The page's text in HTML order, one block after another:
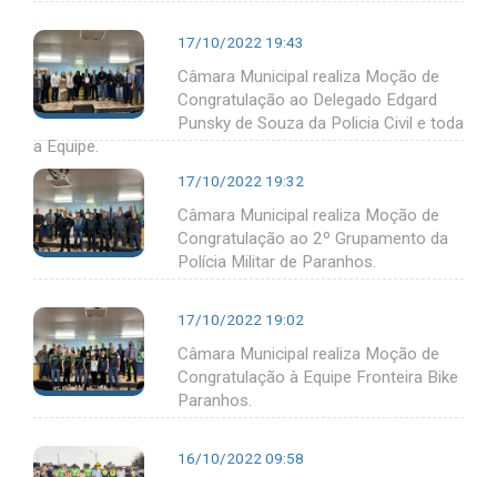
17/10/2022 19:43
Câmara Municipal realiza Moção de
Congratulação ao Delegado Edgard
Punsky de Souza da Policia Civil e toda
a Equipe.
17/10/2022 19:32
Câmara Municipal realiza Moção de
Congratulação ao 2º Grupamento da
Polícia Militar de Paranhos.
17/10/2022 19:02
Câmara Municipal realiza Moção de
Congratulação à Equipe Fronteira Bike
Paranhos.
16/10/2022 09:58